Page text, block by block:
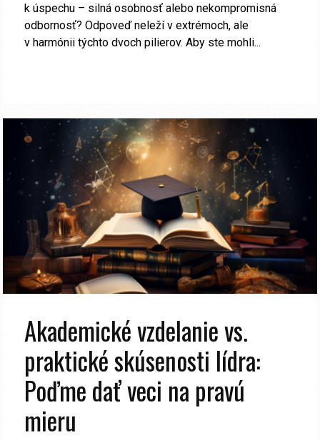
k úspechu – silná osobnosť alebo nekompromisná
odbornosť? Odpoveď neleží v extrémoch, ale
v harmónii týchto dvoch pilierov. Aby ste mohli...
Akademické vzdelanie vs.
praktické skúsenosti lídra:
Poďme dať veci na pravú
mieru